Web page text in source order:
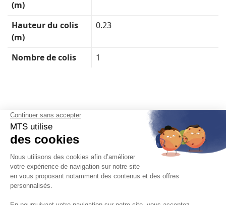
(m)
Hauteur du colis
(m)
0.23
Nombre de colis 1